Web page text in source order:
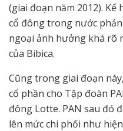
(giai đoạn năm 2012).
cổ đông trong nước
ngoại ảnh hưởng khá rõ
của Bibica.
Cũng trong giai đoạn
cổ phần cho Tập đoàn
đông Lotte. PAN sau đó
lên mức chi phối như